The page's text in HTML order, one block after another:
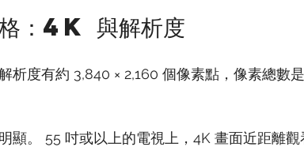
：4K 與解析度
析度有約 3,840 × 2,160 個像素點，像素總數
顯。 55 吋或以上的電視上，4K 畫面近距離